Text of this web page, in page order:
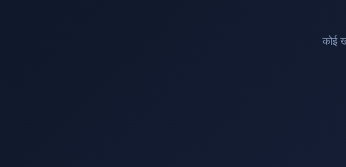
कोई